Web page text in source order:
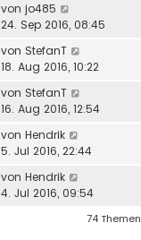
von jo485
24. Sep 2016, 08:45
von StefanT
18. Aug 2016, 10:22
von StefanT
16. Aug 2016, 12:54
von Hendrik
5. Jul 2016, 22:44
von Hendrik
4. Jul 2016, 09:54
74 Themen